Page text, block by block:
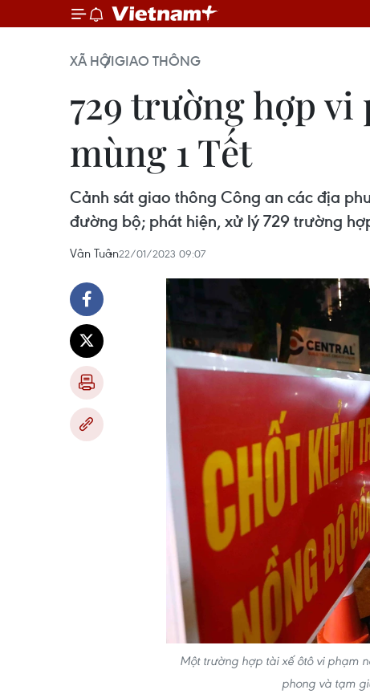
XÃ HỘIGIAO THÔNG
729 trường hợp
mùng 1 Tết
Cảnh sát giao thông Công an các địa
đường bộ; phát hiện, xử lý 729 trường
Vân Tuân22/01/2023 09:07
Một trường hợp tài xế ôtô vi phạm
phong và tạm